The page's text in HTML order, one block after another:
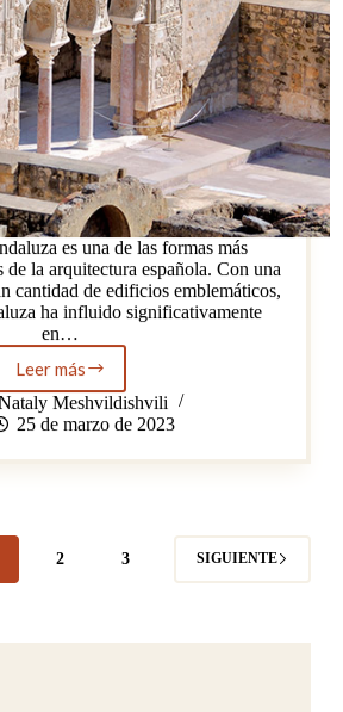
es una de las formas más
de la arquitectura española. Con una
cantidad de edificios emblemáticos,
ha influido significativamente
en…
Leer más
La
influencia
de
arquitectura
cultura
española
Meshvildishvili
25 de marzo de 2023
2 3 SIGUIENTE